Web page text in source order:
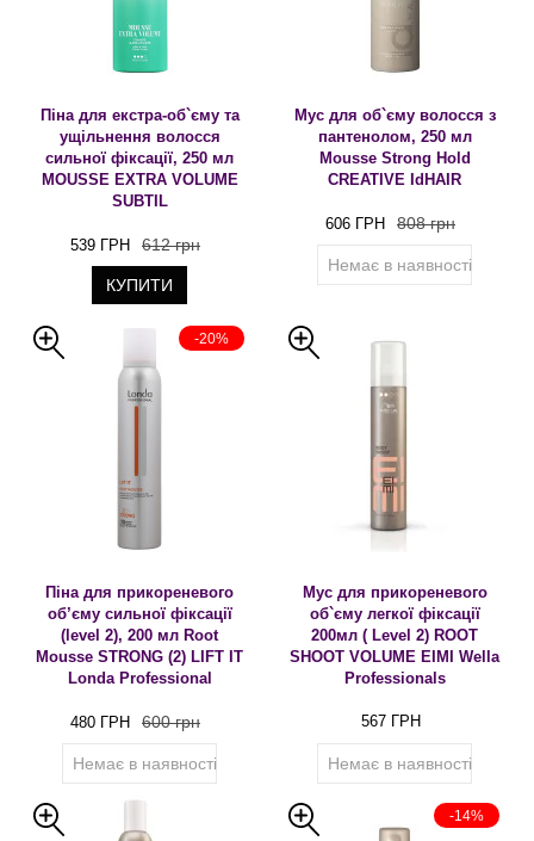
Піна для екстра-об`єму та
ущільнення волосся
сильної фіксації, 250 мл
MOUSSE EXTRA VOLUME
SUBTIL
539 ГРН 612 грн
КУПИТИ
Мус для об`єму волосся з
пантенолом, 250 мл
Mousse Strong Hold
CREATIVE IdHAIR
606 ГРН 808 грн
Немає в наявності
-20%
Піна для прикореневого
об’єму сильної фіксації
(level 2), 200 мл Root
Mousse STRONG (2) LIFT IT
Londa Professional
480 ГРН 600 грн
Немає в наявності
Мус для прикореневого
об`єму легкої фіксації
200мл ( Level 2) ROOT
SHOOT VOLUME EIMI Wella
Professionals
567 ГРН
Немає в наявності
-14%